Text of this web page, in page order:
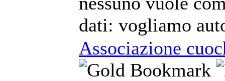
dati: vogliamo
Associazione